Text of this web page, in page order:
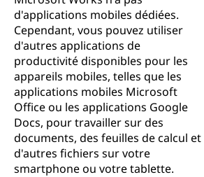
d'applications mobiles dédiées.
Cependant, vous pouvez utiliser
d'autres applications de
productivité disponibles pour les
appareils mobiles, telles que les
applications mobiles Microsoft
Office ou les applications Google
Docs, pour travailler sur des
documents, des feuilles de calcul et
d'autres fichiers sur votre
smartphone ou votre tablette.